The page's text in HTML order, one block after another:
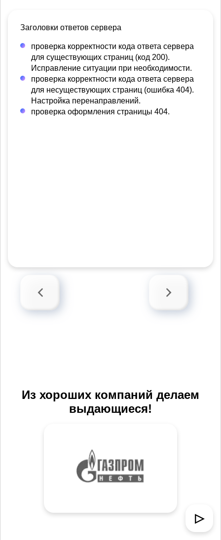
Заголовки ответов сервера
проверка корректности кода ответа сервера
для существующих страниц (код 200).
Исправление ситуации при необходимости.
проверка корректности кода ответа сервера
для несуществующих страниц (ошибка 404).
Настройка перенаправлений.
проверка оформления страницы 404.
Из хороших компаний делаем
выдающиеся!
▷